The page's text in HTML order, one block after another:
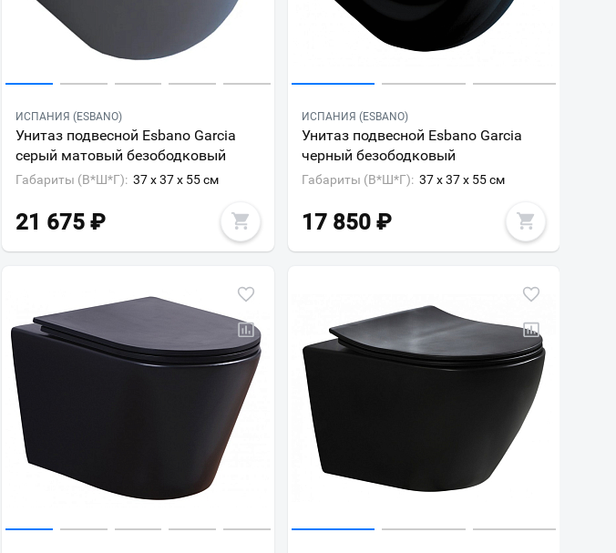
ИСПАНИЯ (ESBANO)
Унитаз подвесной Esbano Garcia
серый матовый безободковый
Габариты (В*Ш*Г): 37 x 37 x 55 см
21 675 ₽
ИСПАНИЯ (ESBANO)
Унитаз подвесной Esbano Garcia
черный безободковый
Габариты (В*Ш*Г): 37 x 37 x 55 см
17 850 ₽